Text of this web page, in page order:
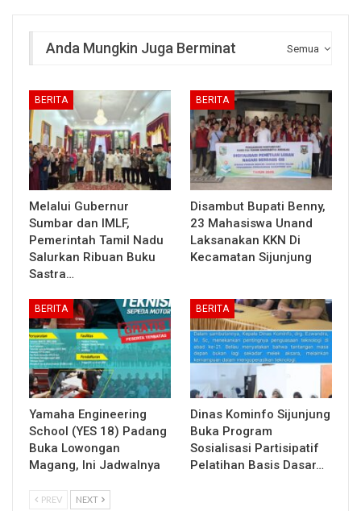
Semua
Anda Mungkin Juga Berminat
BERITA
Melalui Gubernur
Sumbar dan IMLF,
Pemerintah Tamil Nadu
Salurkan Ribuan Buku
Sastra…
BERITA
Disambut Bupati Benny,
23 Mahasiswa Unand
Laksanakan KKN Di
Kecamatan Sijunjung
BERITA
Yamaha Engineering
School (YES 18) Padang
Buka Lowongan
Magang, Ini Jadwalnya
BERITA
Dinas Kominfo Sijunjung
Buka Program
Sosialisasi Partisipatif
Pelatihan Basis Dasar…
PREV NEXT